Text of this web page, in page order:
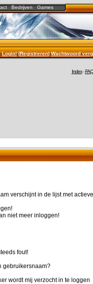
Bedrijven Games
Login!(Registreren)Wachtwoord
Index-FAQ
verschijnt in de lijst met
niet meer inloggen!
fout!
gebruikersnaam?
wordt mij verzocht in te loggen